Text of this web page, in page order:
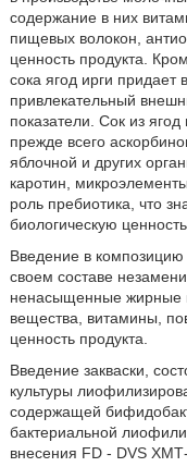
содержание в них
пищевых волокон,
ценность продукта.
сока ягод ирги придает
привлекательный
показатели. Сок из
прежде всего
яблочной и других
каротин,
роль пребиотика, что
биологическую ценность.
Введение в
своем составе
ненасыщенные жирные
вещества, витамины,
ценность продукта.
Введение закваски,
культуры
содержащей
бактериальной
внесения FD - DVS